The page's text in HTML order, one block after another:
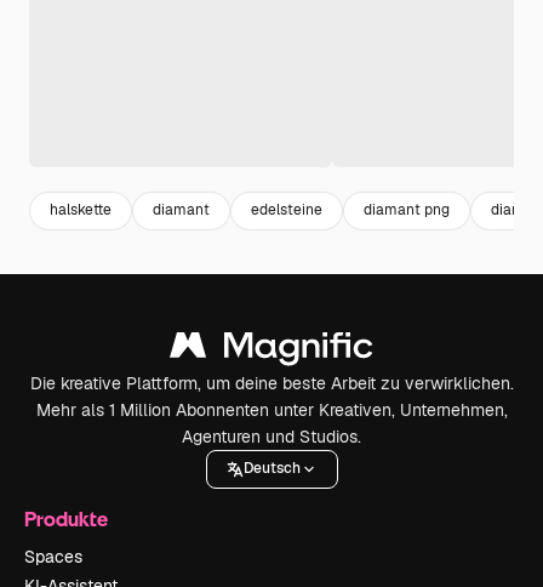
halskette diamant edelsteine diamant png
Die kreative Plattform, um deine beste Arbeit zu verwirklichen.
Mehr als 1 Million Abonnenten unter Kreativen, Unternehmen,
Agenturen und Studios.
Deutsch
Produkte
Spaces